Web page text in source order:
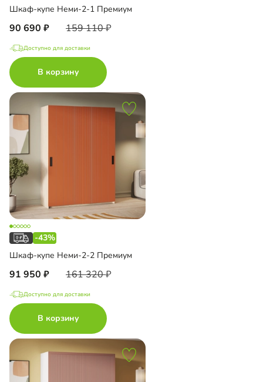
Шкаф-купе Неми-2-1 Премиум
90 690 159 110
Доступно для доставки
В корзину
-43%
Шкаф-купе Неми-2-2 Премиум
91 950 161 320
Доступно для доставки
В корзину